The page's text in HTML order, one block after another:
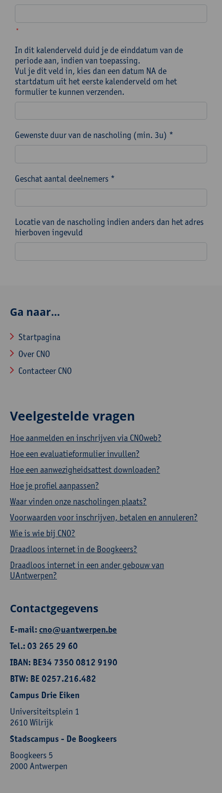
*
In dit kalenderveld duid je de einddatum van de
periode aan, indien van toepassing.
Vul je dit veld in, kies dan een datum NA de
startdatum uit het eerste kalenderveld om het
formulier te kunnen verzenden.
Gewenste duur van de nascholing (min. 3u) *
Geschat aantal deelnemers *
Locatie van de nascholing indien anders dan het adres
hierboven ingevuld
Ga naar...
Startpagina
Over CNO
Contacteer CNO
Veelgestelde vragen
Hoe aanmelden en inschrijven via CNOweb?
Hoe een evaluatieformulier invullen?
Hoe een aanwezigheidsattest downloaden?
Hoe je profiel aanpassen?
Waar vinden onze nascholingen plaats?
Voorwaarden voor inschrijven, betalen en annuleren?
Wie is wie bij CNO?
Draadloos internet in de Boogkeers?
Draadloos internet in een ander gebouw van
UAntwerpen?
Contactgegevens
E-mail:cno@uantwerpen.be
Tel.: 03 265 29 60
IBAN: BE34 7350 0812 9190
BTW: BE 0257.216.482
Campus Drie Eiken
Universiteitsplein 1
2610 Wilrijk
Stadscampus - De Boogkeers
Boogkeers 5
2000 Antwerpen